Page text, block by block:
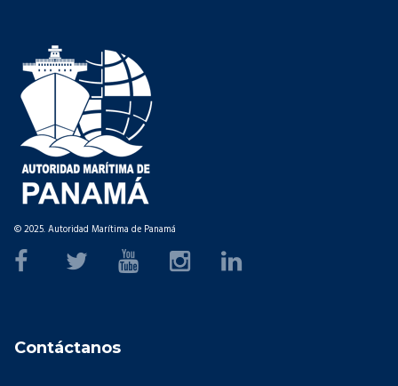
© 2025. Autoridad Marítima de Panamá
Contáctanos